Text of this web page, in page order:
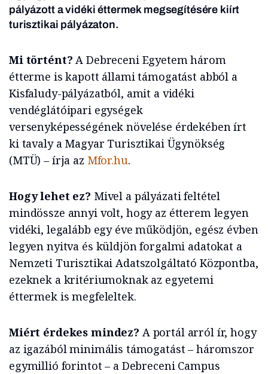
pályázott a vidéki éttermek megsegítésére kiírt
turisztikai pályázaton.
Mi történt?A Debreceni Egyetem három
étterme is kapott állami támogatást abból a
Kisfaludy-pályázatból, amit a vidéki
vendéglátóipari egységek
versenyképességének növelése érdekében írt
ki tavaly a Magyar Turisztikai Ügynökség
(MTÜ) – írja az Mfor.hu.
Hogy lehet ez? Mivel a pályázati feltétel
mindössze annyi volt, hogy az étterem legyen
vidéki, legalább egy éve működjön, egész évben
legyen nyitva és küldjön forgalmi adatokat a
Nemzeti Turisztikai Adatszolgáltató Központba,
ezeknek a kritériumoknak az egyetemi
éttermek is megfeleltek.
Miért érdekes mindez? A portál arról ír, hogy
az igazából minimális támogatást – háromszor
egymillió forintot – a Debreceni Campus